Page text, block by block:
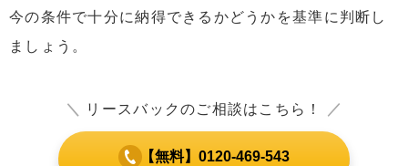
今の条件で十分に納得できるかどうかを基準に判断し
ましょう。
＼ リースバックのご相談はこちら！ ／
【無料】0120-469-543